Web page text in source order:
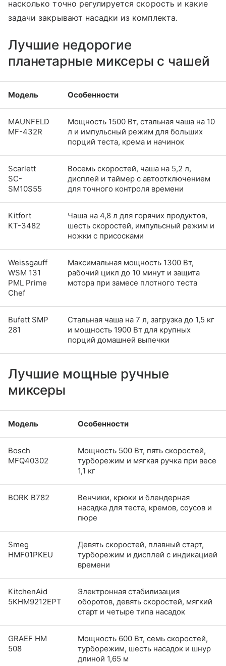
насколько точно регулируется скорость и какие
задачи закрывают насадки из комплекта.
Лучшие недорогие
планетарные миксеры с чашей
Модель Особенности
MAUNFELD
MF-432R
Мощность 1500 Вт, стальная чаша на 10
л и импульсный режим для больших
порций теста, крема и начинок
Scarlett
SC-
SM10S55
Восемь скоростей, чаша на 5,2 л,
дисплей и таймер с автоотключением
для точного контроля времени
Kitfort
КТ-3482
Чаша на 4,8 л для горячих продуктов,
шесть скоростей, импульсный режим и
ножки с присосками
Weissgauff
WSM 131
PML Prime
Chef
Максимальная мощность 1300 Вт,
рабочий цикл до 10 минут и защита
мотора при замесе плотного теста
Bufett SMP
281
Стальная чаша на 7 л, загрузка до 1,5 кг
и мощность 1900 Вт для крупных
порций домашней выпечки
Лучшие мощные ручные
миксеры
Модель Особенности
Bosch
MFQ40302
Мощность 500 Вт, пять скоростей,
турборежим и мягкая ручка при весе
1,1 кг
BORK B782
Венчики, крюки и блендерная
насадка для теста, кремов, соусов и
пюре
Smeg
HMF01PKEU
Девять скоростей, плавный старт,
турборежим и дисплей с индикацией
времени
KitchenAid
5KHM9212EPT
Электронная стабилизация
оборотов, девять скоростей, мягкий
старт и четыре типа насадок
GRAEF HM
508
Мощность 600 Вт, семь скоростей,
турборежим, шесть насадок и шнур
длиной 1,65 м